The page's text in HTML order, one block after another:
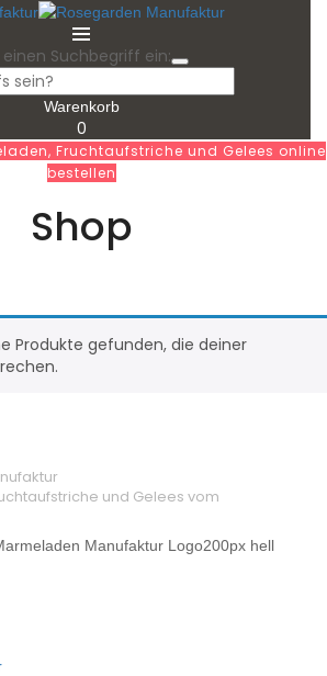
einen Suchbegriff ein:
Warenkorb
0
Fruchtaufstriche und Gelees online
bestellen
Shop
Produkte gefunden, die deiner
und Gelees vom